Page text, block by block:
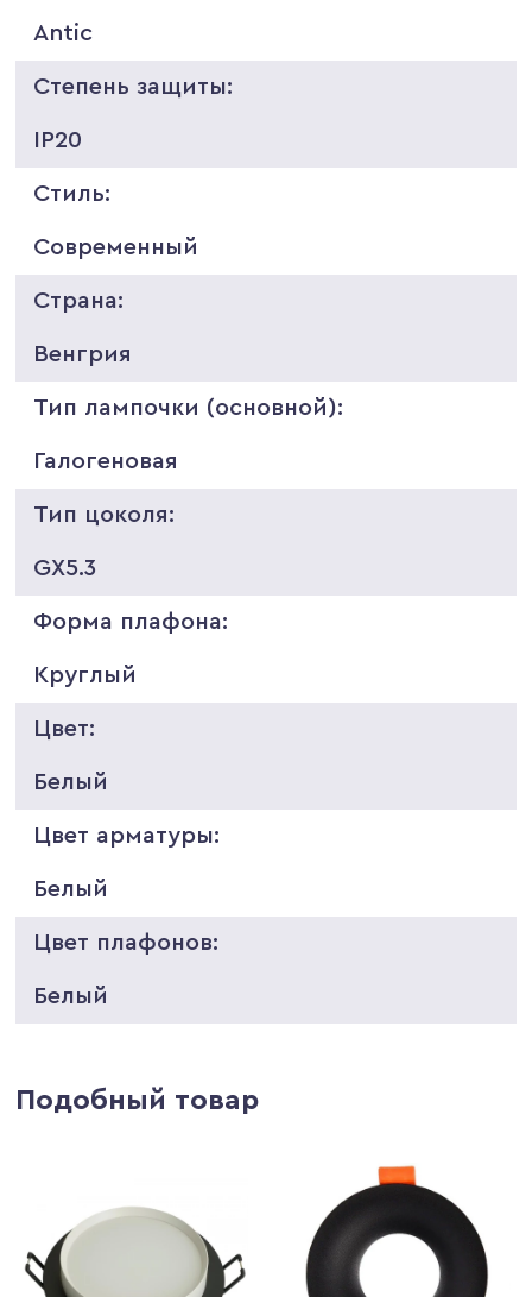
Antic
Степень защиты:
IP20
Стиль:
Современный
Страна:
Венгрия
Тип лампочки (основной):
Галогеновая
Тип цоколя:
GX5.3
Форма плафона:
Круглый
Цвет:
Белый
Цвет арматуры:
Белый
Цвет плафонов:
Белый
Подобный товар